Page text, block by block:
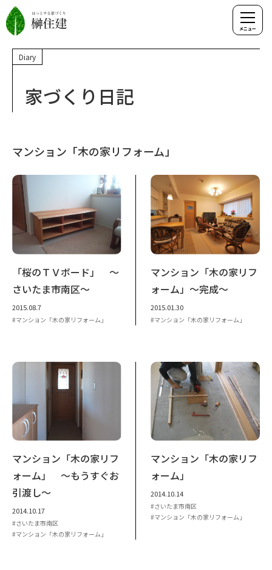
Diary
家づくり日記
マンション「木の家リフォーム」
「桜のＴＶボード」 ～
さいたま市南区～
2015.08.7
マンション「木の家リフォーム」
マンション「木の家リフ
ォーム」～完成～
2015.01.30
マンション「木の家リフォーム」
マンション「木の家リフ
ォーム」 ～もうすぐお
引渡し～
2014.10.17
さいたま市南区
マンション「木の家リフォーム」
マンション「木の家リフ
ォーム」
2014.10.14
さいたま市南区
マンション「木の家リフォーム」